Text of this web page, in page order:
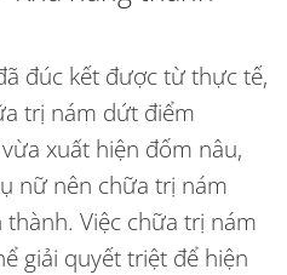
đúc kết được từ thực tế,
trị nám dứt điểm
xuất hiện đốm nâu,
nữ nên chữa trị nám
Việc chữa trị nám
giải quyết triệt để hiện